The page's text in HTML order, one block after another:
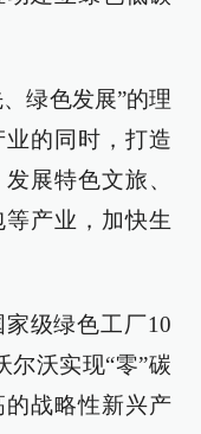
绿色发展”的理
的同时，打造
展特色文旅、
产业，加快生
级绿色工厂10
尔沃实现“零”碳
战略性新兴产